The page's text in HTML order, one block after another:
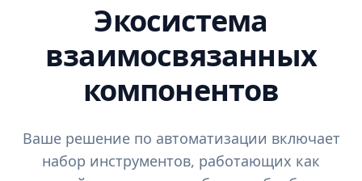
Экосистема
взаимосвязанных
компонентов
Ваше решение по автоматизации включает
набор инструментов, работающих как